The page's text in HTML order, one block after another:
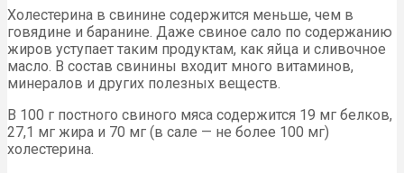
Холестерина в свинине содержится меньше, чем в
говядине и баранине. Даже свиное сало по содержанию
жиров уступает таким продуктам, как яйца и сливочное
масло. В состав свинины входит много витаминов,
минералов и других полезных веществ.
В 100 г постного свиного мяса содержится 19 мг белков,
27,1 мг жира и 70 мг (в сале — не более 100 мг)
холестерина.